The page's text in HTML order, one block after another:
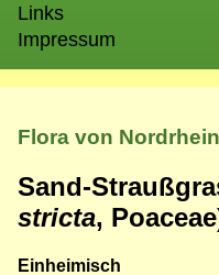
Links
Impressum
Flora von
Sand-
stricta,
Einheimisch